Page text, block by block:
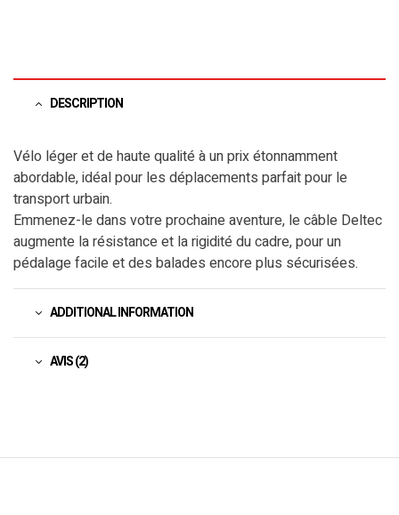
DESCRIPTION
Vélo léger et de haute qualité à un prix étonnamment
abordable, idéal pour les déplacements parfait pour le
transport urbain.
Emmenez-le dans votre prochaine aventure, le câble Deltec
augmente la résistance et la rigidité du cadre, pour un
pédalage facile et des balades encore plus sécurisées.
ADDITIONAL INFORMATION
AVIS (2)